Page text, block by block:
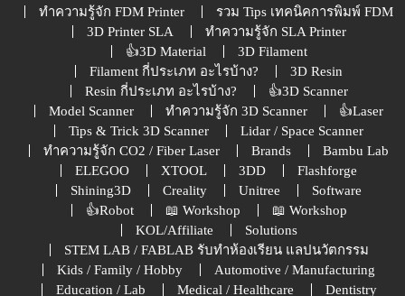
ทำความรู้จัก FDM Printer
รวม Tips เทคนิคการพิมพ์ FDM
3D Printer SLA
ทำความรู้จัก SLA Printer
👍3D Material
3D Filament
Filament กี่ประเภท อะไรบ้าง?
3D Resin
Resin กี่ประเภท อะไรบ้าง?
👍3D Scanner
Model Scanner
ทำความรู้จัก 3D Scanner
👍Laser
Tips & Trick 3D Scanner
Lidar / Space Scanner
ทำความรู้จัก CO2 / Fiber Laser
Brands
Bambu Lab
ELEGOO
XTOOL 3DD
Flashforge
Shining3D
Creality Unitree
Software
👍Robot
📖 Workshop
📖 Workshop
KOL/Affiliate
Solutions
STEM LAB / FABLAB รับทำห้องเรียน แลปนวัตกรรม
Kids / Family / Hobby
Automotive / Manufacturing
Education / Lab
Medical / Healthcare Dentistry